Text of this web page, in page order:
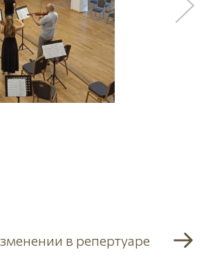
в репертуаре